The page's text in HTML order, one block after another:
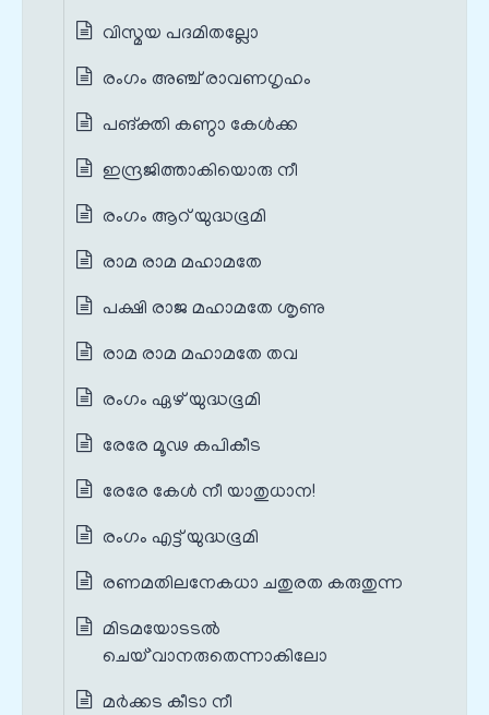
വിസ്മയ പദമിതല്ലോ
രംഗം അഞ്ച് രാവണഗൃഹം
പങ്‌ക്തി കണ്ഠാ കേള്‍ക്ക
ഇന്ദ്രജിത്താകിയൊരു നീ
രംഗം ആറ് യുദ്ധഭൂമി
രാമ രാമ മഹാമതേ
പക്ഷി രാജ മഹാമതേ ശൃണു
രാമ രാമ മഹാമതേ തവ
രംഗം ഏഴ് യുദ്ധഭൂമി
രേരേ മൂഢ കപികീട
രേരേ കേൾ നീ യാതുധാന!
രംഗം എട്ട് യുദ്ധഭൂമി
രണമതിലനേകധാ ചതുരത കരുതുന്ന
മിടമയോടടൽ
ചെയ്`വാനരുതെന്നാകിലോ
മര്‍ക്കട കീടാ നീ